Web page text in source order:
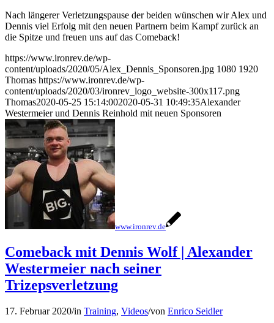
Nach längerer Verletzungspause der beiden wünschen wir Alex und
Dennis viel Erfolg mit den neuen Partnern beim Kampf zurück an
die Spitze und freuen uns auf das Comeback!
https://www.ironrev.de/wp-
content/uploads/2020/05/Alex_Dennis_Sponsoren.jpg 1080 1920
Thomas https://www.ironrev.de/wp-
content/uploads/2020/03/ironrev_logo_website-300x117.png
Thomas2020-05-25 15:14:002020-05-31 10:49:35Alexander
Westermeier und Dennis Reinhold mit neuen Sponsoren
www.ironrev.de
Comeback mit Dennis Wolf | Alexander
Westermeier nach seiner
Trizepsverletzung
17. Februar 2020/in Training, Videos/von Enrico Seidler